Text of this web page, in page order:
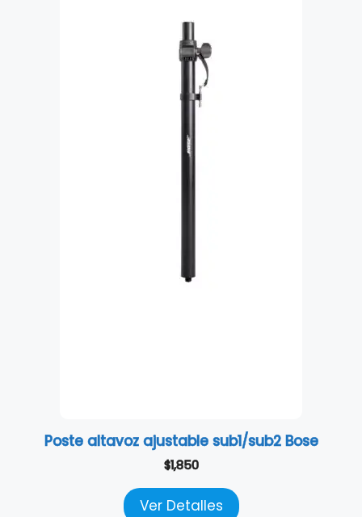
Poste altavoz ajustable sub1/sub2 Bose
$1,850
Ver Detalles